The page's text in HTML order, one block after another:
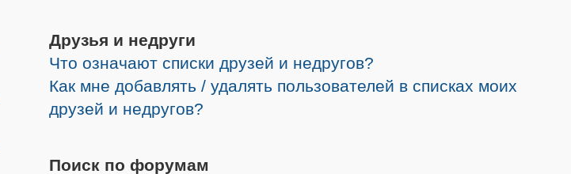
Друзья и недруги
Что означают списки друзей и недругов?
Как мне добавлять / удалять пользователей в списках моих
друзей и недругов?
Поиск по форумам